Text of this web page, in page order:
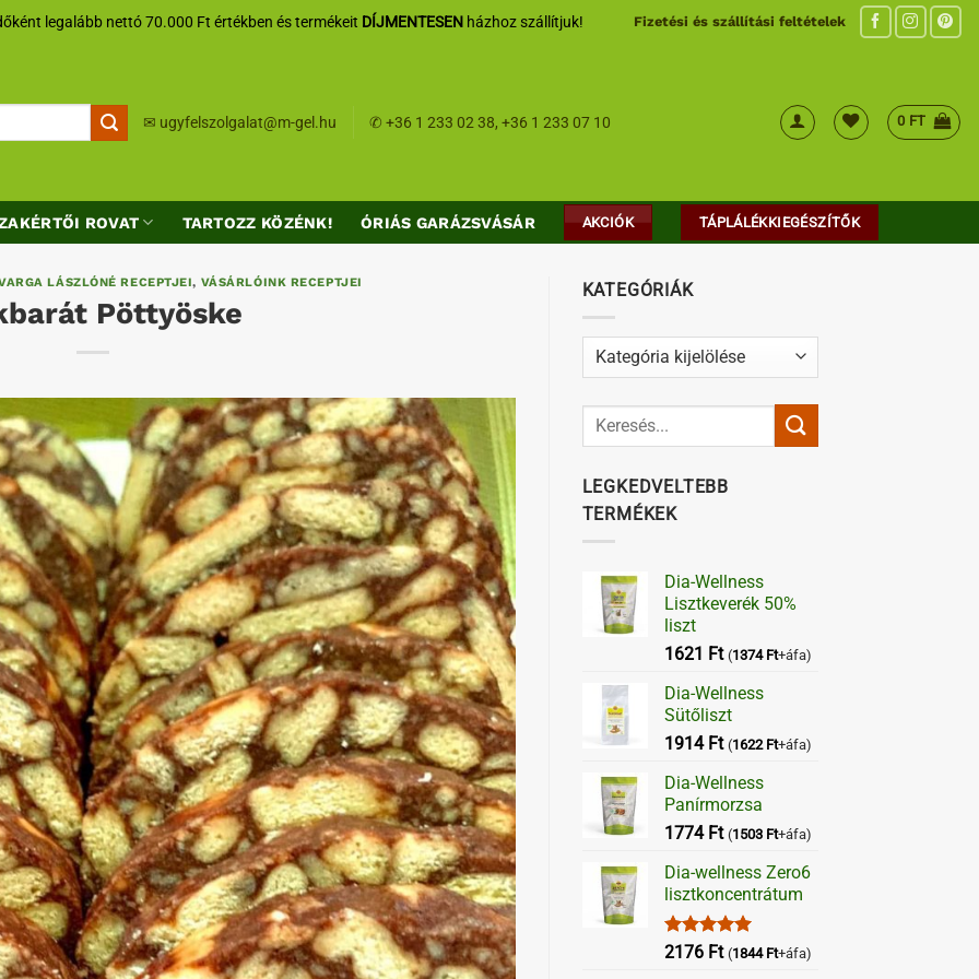
legalább nettó 70.000 Ft értékben és termékeit DÍJMENTESEN házhoz szállítjuk! Fizetési és szállítási feltételek
✉ ugyfelszolgalat@m-gel.hu ✆+36 1 233 02 38,+36 1 233 07 10 0 FT
ROVAT TARTOZZ KÖZÉNK! ÓRIÁS GARÁZSVÁSÁR AKCIÓK TÁPLÁLÉKKIEGÉSZÍTŐK
LÁSZLÓNÉ RECEPTJEI, VÁSÁRLÓINK RECEPTJEI
Pöttyöske
KATEGÓRIÁK
Kategóriák
LEGKEDVELTEBB
TERMÉKEK
Dia-Wellness
Lisztkeverék 50%
liszt
1621 Ft (1374 Ft+áfa)
Dia-Wellness
Sütőliszt
1914 Ft (1622 Ft+áfa)
Dia-Wellness
Panírmorzsa
1774 Ft (1503 Ft+áfa)
Dia-wellness Zero6
lisztkoncentrátum
Értékelés:
2176 Ft (1844 Ft+áfa)